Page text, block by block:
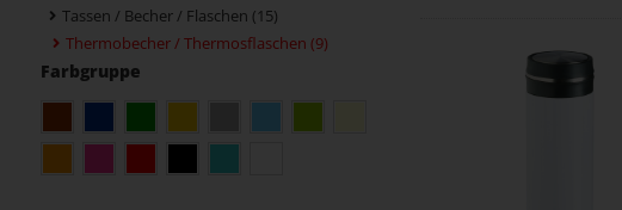
Tassen / Becher / Flaschen (15)
Thermobecher / Thermosflaschen (9)
Farbgruppe